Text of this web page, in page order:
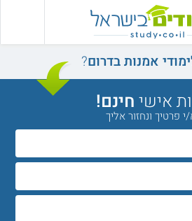
אמנות בדרום?
אישיחינם!
פרטיך ונחזור אליך